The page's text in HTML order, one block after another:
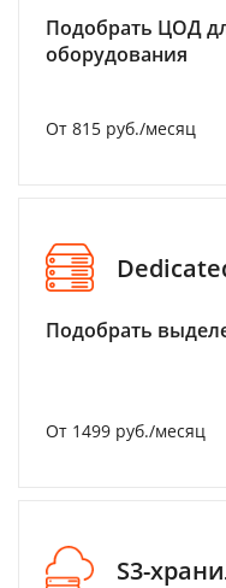
Подобрать ЦОД
оборудования
От 815 руб./месяц
Подобрать
От 1499 руб./месяц
S3-